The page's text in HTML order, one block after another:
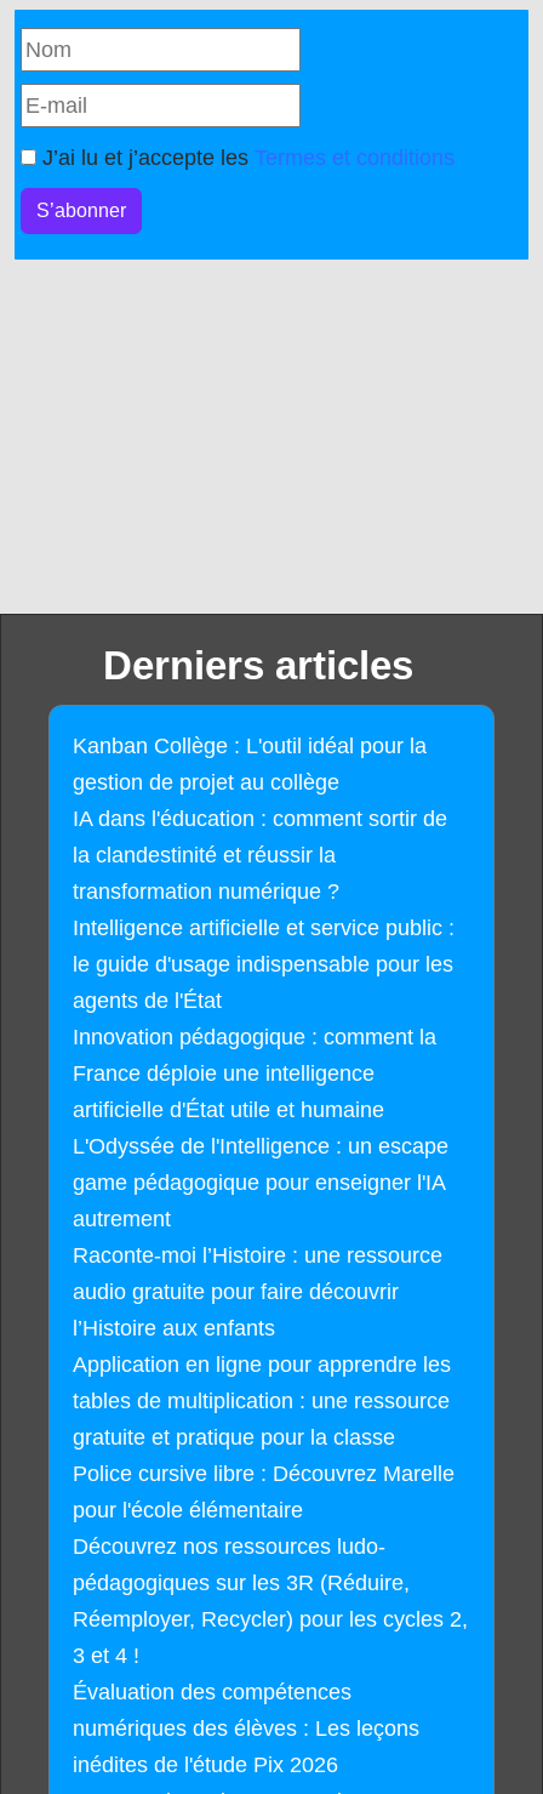
J’ai lu et j’accepte les Termes et conditions
S’abonner
Derniers articles
Kanban Collège : L'outil idéal pour la
gestion de projet au collège
IA dans l'éducation : comment sortir de
la clandestinité et réussir la
transformation numérique ?
Intelligence artificielle et service public :
le guide d'usage indispensable pour les
agents de l'État
Innovation pédagogique : comment la
France déploie une intelligence
artificielle d'État utile et humaine
L'Odyssée de l'Intelligence : un escape
game pédagogique pour enseigner l'IA
autrement
Raconte-moi l’Histoire : une ressource
audio gratuite pour faire découvrir
l’Histoire aux enfants
Application en ligne pour apprendre les
tables de multiplication : une ressource
gratuite et pratique pour la classe
Police cursive libre : Découvrez Marelle
pour l'école élémentaire
Découvrez nos ressources ludo-
pédagogiques sur les 3R (Réduire,
Réemployer, Recycler) pour les cycles 2,
3 et 4 !
Évaluation des compétences
numériques des élèves : Les leçons
inédites de l'étude Pix 2026